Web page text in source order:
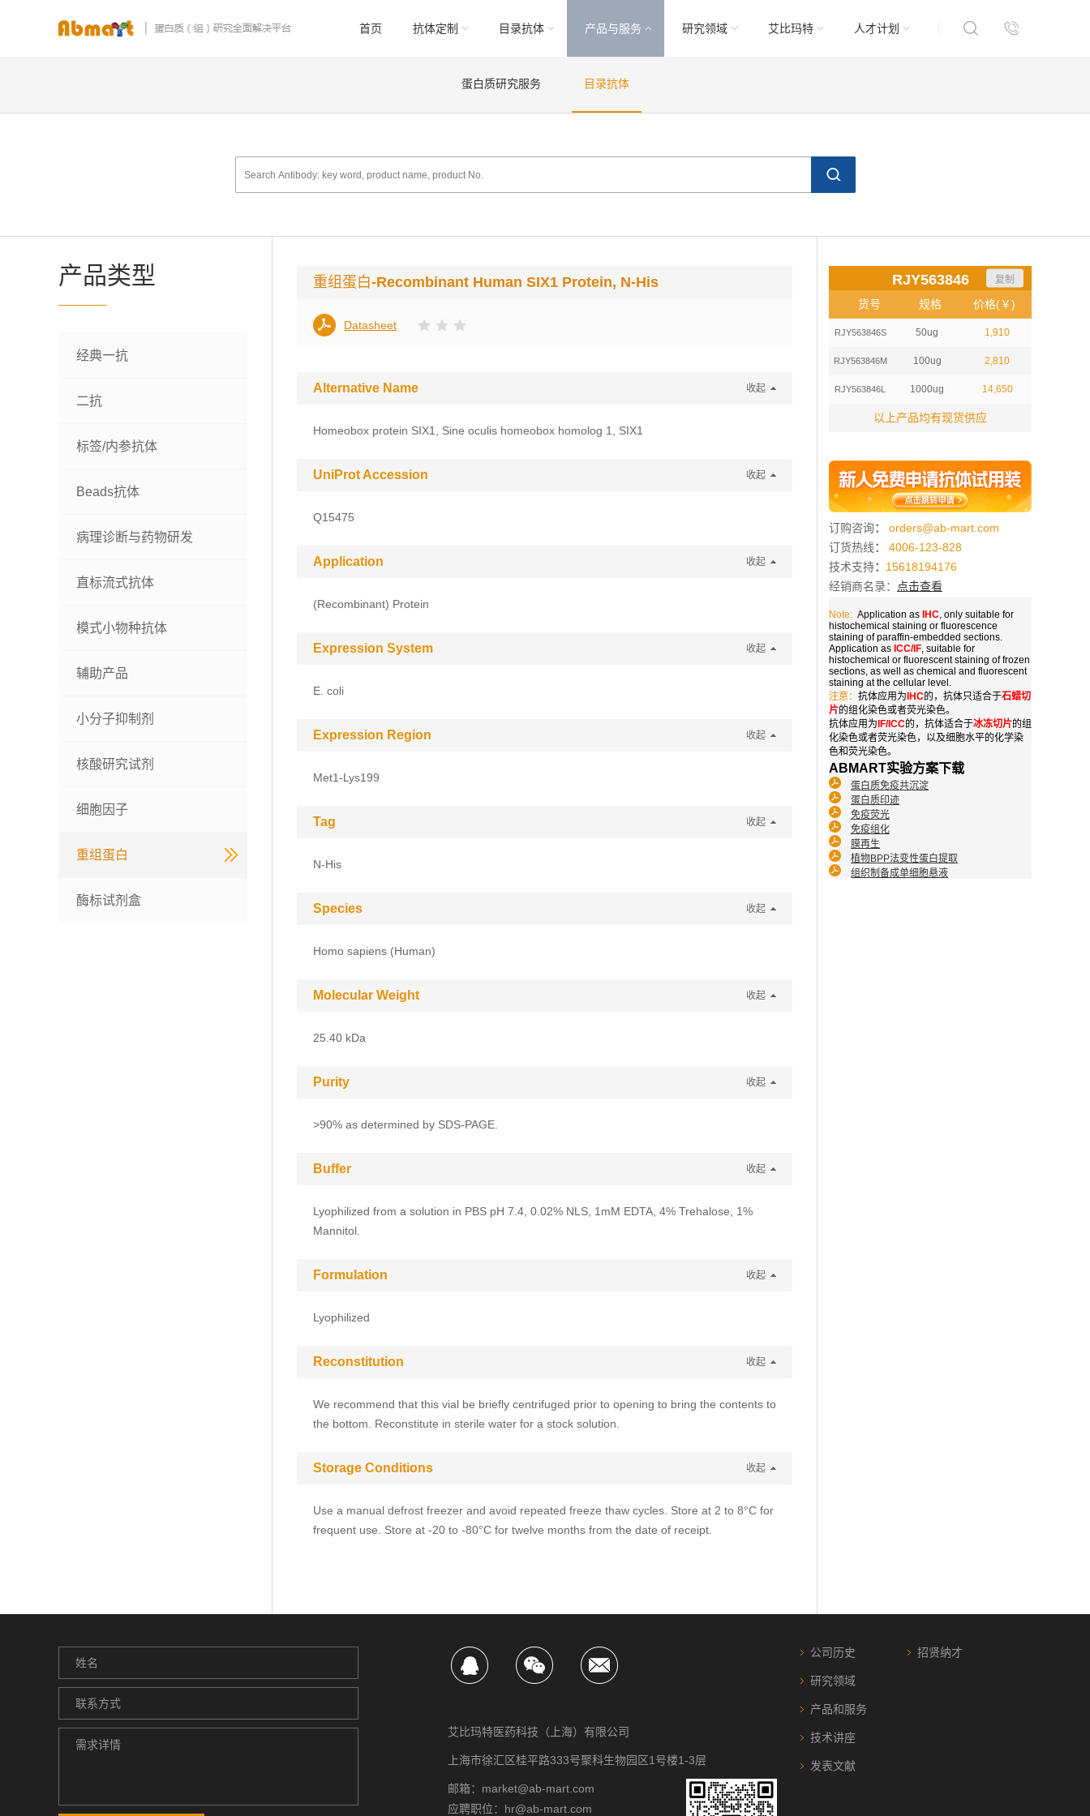
首页 抗体定制 目录抗体 产品与服务 研究领域 艾比玛特 人才计划
蛋白质研究服务 目录抗体
产品类型
经典一抗
二抗
标签/内参抗体
Beads抗体
病理诊断与药物研发
直标流式抗体
模式小物种抗体
辅助产品
小分子抑制剂
核酸研究试剂
细胞因子
重组蛋白
酶标试剂盒
RJY563846 复制
货号 规格 价格(￥)
RJY563846S 50ug 1,910
RJY563846M 100ug 2,810
RJY563846L 1000ug 14,650
以上产品均有现货供应
订购咨询：
orders@ab-mart.com
订货热线：
4006-123-828
技术支持： 15618194176
经销商名录：
点击查看
Note: Application as IHC, only suitable for
histochemical staining or fluorescence
staining of paraffin-embedded sections.
Application as ICC/IF, suitable for
histochemical or fluorescent staining of frozen
sections, as well as chemical and fluorescent
staining at the cellular level.
注意： 抗体应用为 IHC的，抗体只适合于石蜡切
片的组化染色或者荧光染色。
抗体应用为 IF/ICC的，抗体适合于冰冻切片的组
化染色或者荧光染色，以及细胞水平的化学染
色和荧光染色。
ABMART实验方案下载
蛋白质免疫共沉淀
蛋白质印迹
免疫荧光
免疫组化
膜再生
植物BPP法变性蛋白提取
组织制备成单细胞悬液
重组蛋白-Recombinant Human SIX1 Protein, N-His
Datasheet
Alternative Name 收起
Homeobox protein SIX1, Sine oculis homeobox homolog 1, SIX1
UniProt Accession 收起
Q15475
Application 收起
(Recombinant) Protein
Expression System 收起
E. coli
Expression Region 收起
Met1-Lys199
Tag 收起
N-His
Species 收起
Homo sapiens (Human)
Molecular Weight 收起
25.40 kDa
Purity 收起
>90% as determined by SDS-PAGE.
Buffer 收起
Lyophilized from a solution in PBS pH 7.4, 0.02% NLS, 1mM EDTA, 4% Trehalose, 1%
Mannitol.
Formulation 收起
Lyophilized
Reconstitution 收起
We recommend that this vial be briefly centrifuged prior to opening to bring the contents to
the bottom. Reconstitute in sterile water for a stock solution.
Storage Conditions 收起
Use a manual defrost freezer and avoid repeated freeze thaw cycles. Store at 2 to 8°C for
frequent use. Store at -20 to -80°C for twelve months from the date of receipt.
艾比玛特医药科技（上海）有限公司
上海市徐汇区桂平路333号聚科生物园区1号楼1-3层
邮箱：market@ab-mart.com
应聘职位：hr@ab-mart.com
公司历史
研究领域
产品和服务
技术讲座
发表文献
招贤纳才